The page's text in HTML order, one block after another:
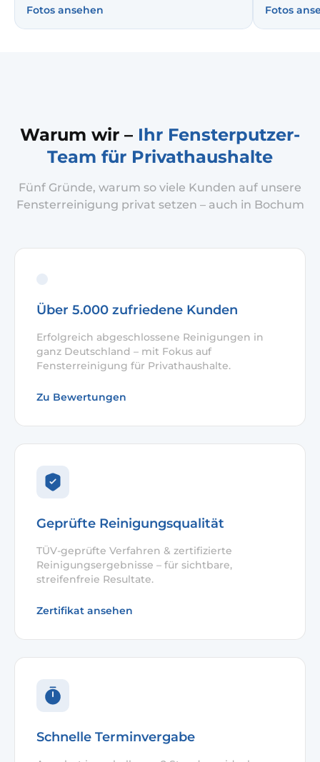
Hochhäuser und den Himmel wieder klar
und streifenfrei. So wirkt der Raum heller
Fotos ansehen
Rahmen
Fotos
Warum wir – Ihr Fensterputzer-
Team für Privathaushalte
Fünf Gründe, warum so viele Kunden auf unsere
Fensterreinigung privat setzen – auch in Bochum
Über 5.000 zufriedene Kunden
Erfolgreich abgeschlossene Reinigungen in
ganz Deutschland – mit Fokus auf
Fensterreinigung für Privathaushalte.
Zu Bewertungen
Geprüfte Reinigungsqualität
TÜV-geprüfte Verfahren & zertifizierte
Reinigungsergebnisse – für sichtbare,
streifenfreie Resultate.
Zertifikat ansehen
Schnelle Terminvergabe